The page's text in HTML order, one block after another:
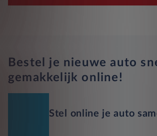
Bestel je nieuwe auto
gemakkelijk online!
Stel online je auto